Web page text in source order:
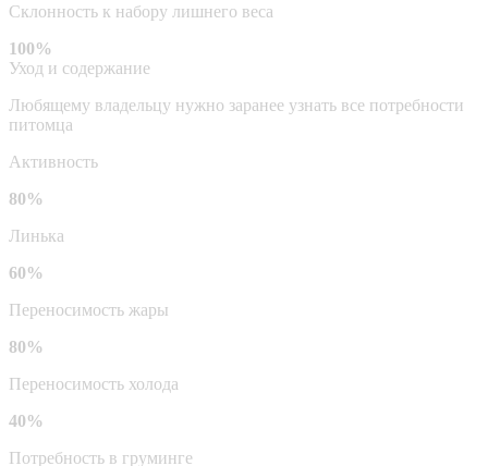
Склонность к набору лишнего веса
100%
Уход и содержание
Любящему владельцу нужно заранее узнать все потребности
питомца
Активность
80%
Линька
60%
Переносимость жары
80%
Переносимость холода
40%
Потребность в груминге